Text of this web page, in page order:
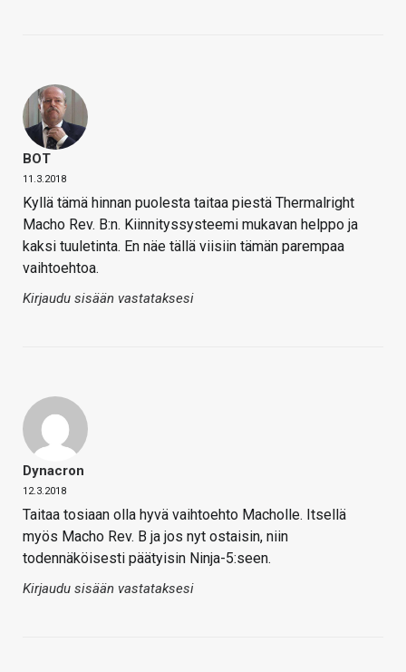
BOT
11.3.2018
Kyllä tämä hinnan puolesta taitaa piestä Thermalright
Macho Rev. B:n. Kiinnityssysteemi mukavan helppo ja
kaksi tuuletinta. En näe tällä viisiin tämän parempaa
vaihtoehtoa.
Kirjaudu sisään vastataksesi
Dynacron
12.3.2018
Taitaa tosiaan olla hyvä vaihtoehto Macholle. Itsellä
myös Macho Rev. B ja jos nyt ostaisin, niin
todennäköisesti päätyisin Ninja-5:seen.
Kirjaudu sisään vastataksesi